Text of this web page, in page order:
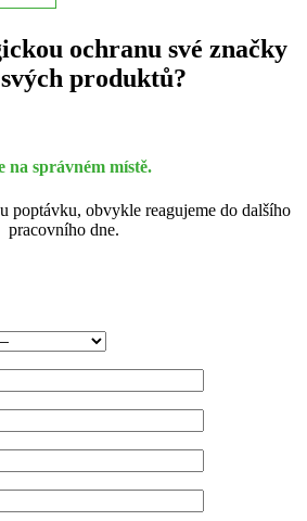
ochranu své značky
produktů?
na správném místě.
poptávku, obvykle reagujeme do dalšího
pracovního dne.